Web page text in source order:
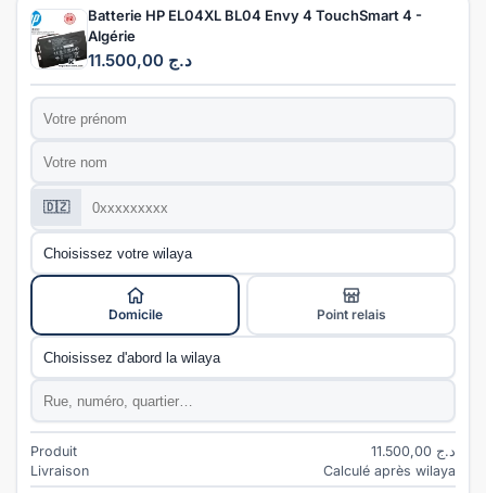
Batterie HP EL04XL BL04 Envy 4 TouchSmart 4 -
Algérie
د.ج
Prénom
Nom
Téléphone
🇩🇿
Wilaya
Mode de livraison
Domicile
Point relais
Commune
Adresse
Produit د.ج
Livraison
Calculé après wilaya